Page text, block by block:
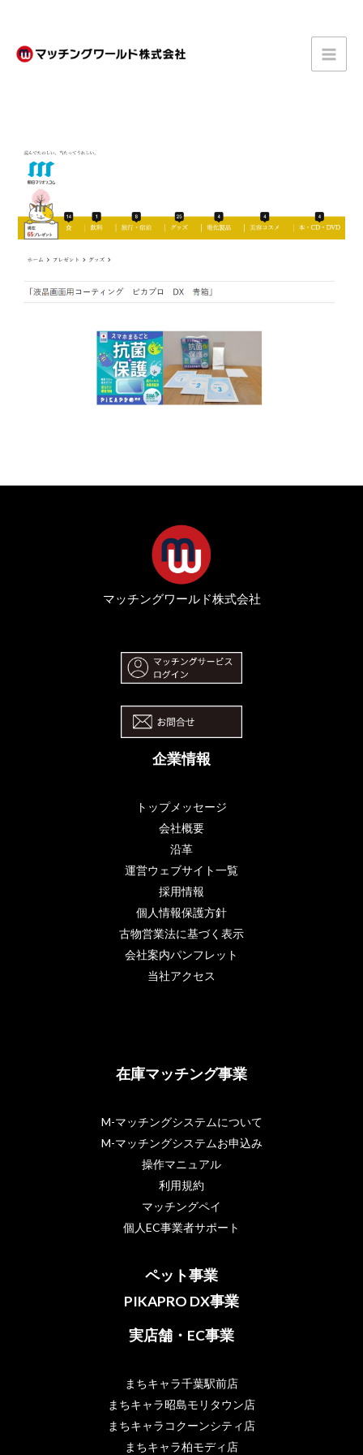
マッチングワールド株式会社
企業情報
トップメッセージ
会社概要
沿革
運営ウェブサイト一覧
採用情報
個人情報保護方針
古物営業法に基づく表示
会社案内パンフレット
当社アクセス
在庫マッチング事業
M-マッチングシステムについて
M-マッチングシステムお申込み
操作マニュアル
利用規約
マッチングペイ
個人EC事業者サポート
ペット事業
PIKAPRO DX事業
実店舗・EC事業
まちキャラ千葉駅前店
まちキャラ昭島モリタウン店
まちキャラコクーンシティ店
まちキャラ柏モディ店